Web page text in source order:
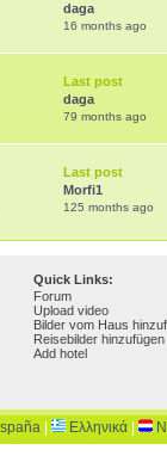
daga
16 months ago
Last post
daga
79 months ago
Last post
Morfi1
125 months ago
Quick Links:
Forum
Upload video
Bilder vom Haus
Reisebilder hinzufügen
Add hotel
Ελληνικά